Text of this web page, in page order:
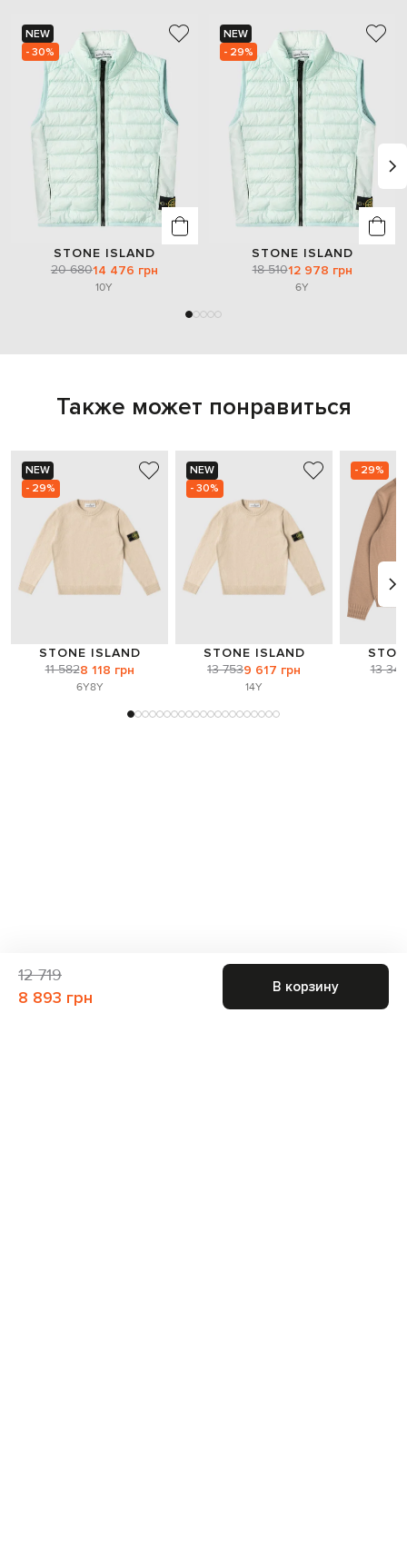
NEW
- 30%
STONE ISLAND
20 68014 476 грн
10Y
NEW
- 29%
STONE ISLAND
18 51012 978 грн
6Y
Также может понравиться
NEW
- 29%
STONE ISLAND
11 5828 118 грн
6Y8Y
NEW
- 30%
STONE ISLAND
13 7539 617 грн
14Y
- 29%
13
12 719
8 893 грн
В корзину